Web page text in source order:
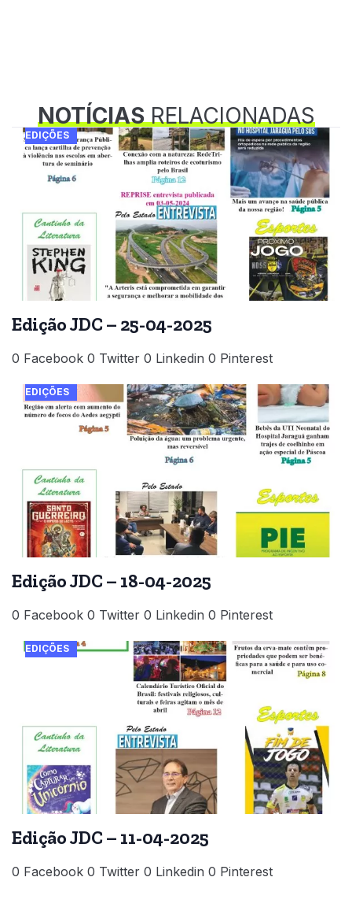
NOTÍCIASRELACIONADAS
EDIÇÕES
Edição JDC – 25-04-2025
0 Facebook 0 Twitter 0 Linkedin 0 Pinterest
EDIÇÕES
Edição JDC – 18-04-2025
0 Facebook 0 Twitter 0 Linkedin 0 Pinterest
EDIÇÕES
Edição JDC – 11-04-2025
0 Facebook 0 Twitter 0 Linkedin 0 Pinterest